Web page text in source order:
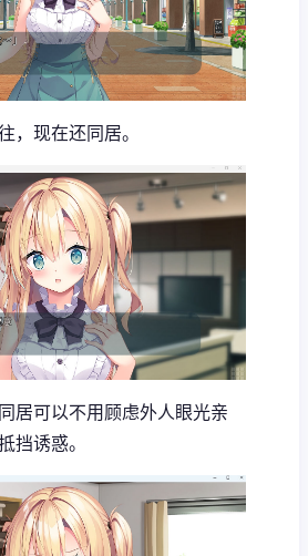
，现在还同居。
居可以不用顾虑外人眼光亲
挡诱惑。